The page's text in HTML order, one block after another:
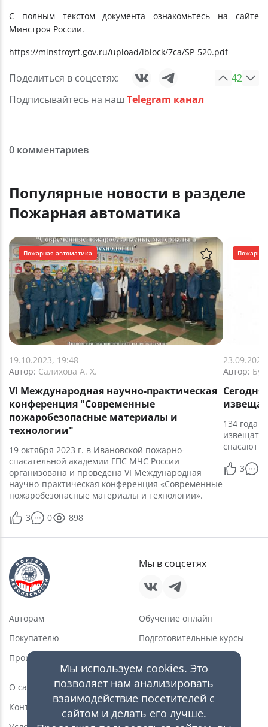
С полным текстом документа ознакомьтесь на сайте
Минстроя России.
https://minstroyrf.gov.ru/upload/iblock/7ca/SP-520.pdf
Поделиться в соцсетях:
42
Подписывайтесь на наш Telegram канал
0 комментариев
Популярные новости в разделе
Пожарная автоматика
Пожарная автоматика
19.10.2023, 19:48
Автор: Салихова А. Х.
VI Международная научно-практическая
конференция "Современные
пожаробезопасные материалы и
технологии"
19 октября 2023 г. в Ивановской пожарно-
спасательной академии ГПС МЧС России
организована и проведена VI Международная
научно-практическая конференция «Современные
пожаробезопасные материалы и технологии».
3
0 898
Автор:
134 года
спасают
3
Авторам
Покупателю
Производителю
Обучение онлайн
Подготовительные курсы
Статьи
Видео
О сайте
Контакты
Мы в соцсетях
Мы используем cookies. Это
позволяет нам анализировать
взаимодействие посетителей с
сайтом и делать его лучше.